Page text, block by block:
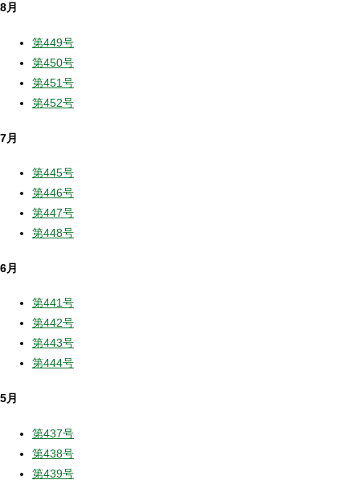
8月
第449号
第450号
第451号
第452号
7月
第445号
第446号
第447号
第448号
6月
第441号
第442号
第443号
第444号
5月
第437号
第438号
第439号